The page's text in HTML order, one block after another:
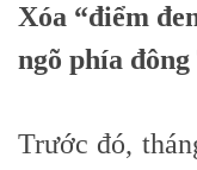
Xóa “điểm
ngõ phía
Trước đó,